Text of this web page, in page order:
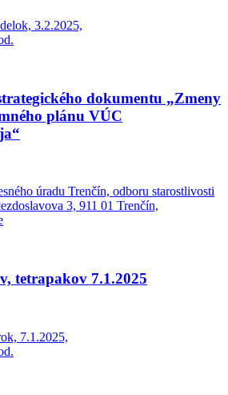
3.2.2025,
dokumentu „Zmeny
plánu VÚC
úradu Trenčín, odboru starostlivosti
3, 911 01 Trenčín,
tetrapakov 7.1.2025
7.1.2025,